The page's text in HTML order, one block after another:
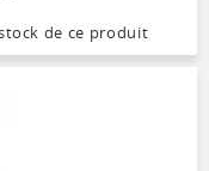
de ce produit